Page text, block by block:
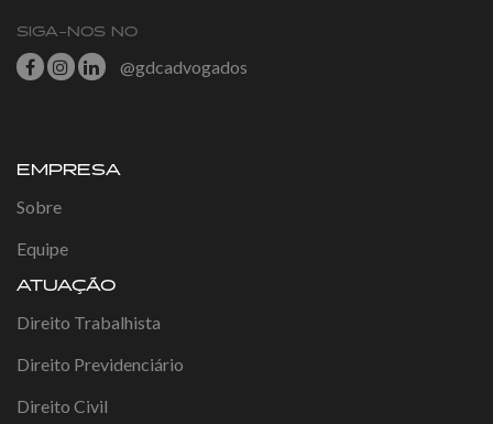
SIGA-NOS NO
@gdcadvogados
EMPRESA
Sobre
Equipe
ATUAÇÃO
Direito Trabalhista
Direito Previdenciário
Direito Civil